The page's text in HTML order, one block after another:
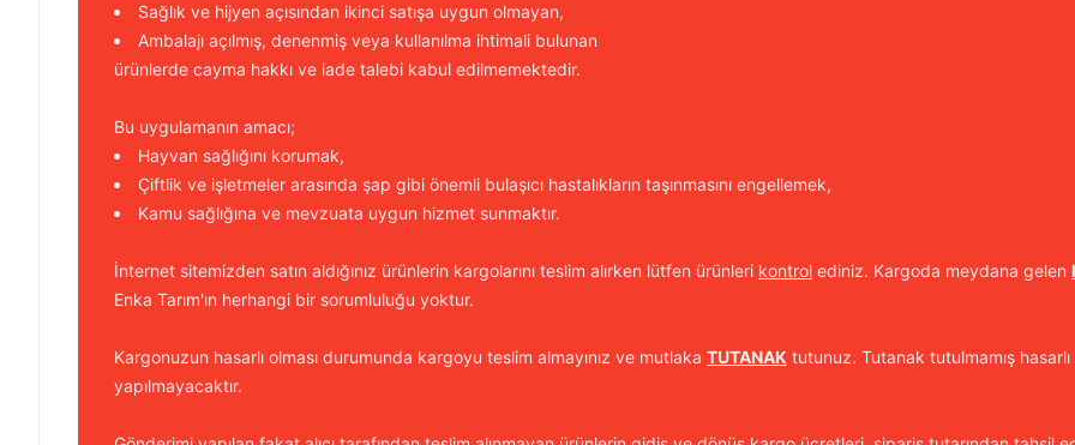
Sağlık ve hijyen açısından ikinci satışa uygun olmayan,
Ambalajı açılmış, denenmiş veya kullanılma ihtimali bulunan
ürünlerde cayma hakkı ve iade talebi kabul edilmemektedir.
Bu uygulamanın amacı;
Hayvan sağlığını korumak,
Çiftlik ve işletmeler arasında şap gibi önemli bulaşıcı hastalıkların taşınmasını engellemek,
Kamu sağlığına ve mevzuata uygun hizmet sunmaktır.
İnternet sitemizden satın aldığınız ürünlerin kargolarını teslim alırken lütfen ürünleri kontrol ediniz. Kargoda meydana gelen
Enka Tarım'ın herhangi bir sorumluluğu yoktur.
Kargonuzun hasarlı olması durumunda kargoyu teslim almayınız ve mutlaka TUTANAK tutunuz. Tutanak tutulmamış
yapılmayacaktır.